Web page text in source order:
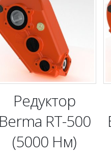
Редуктор
Berma RT-500
(5000 Нм)